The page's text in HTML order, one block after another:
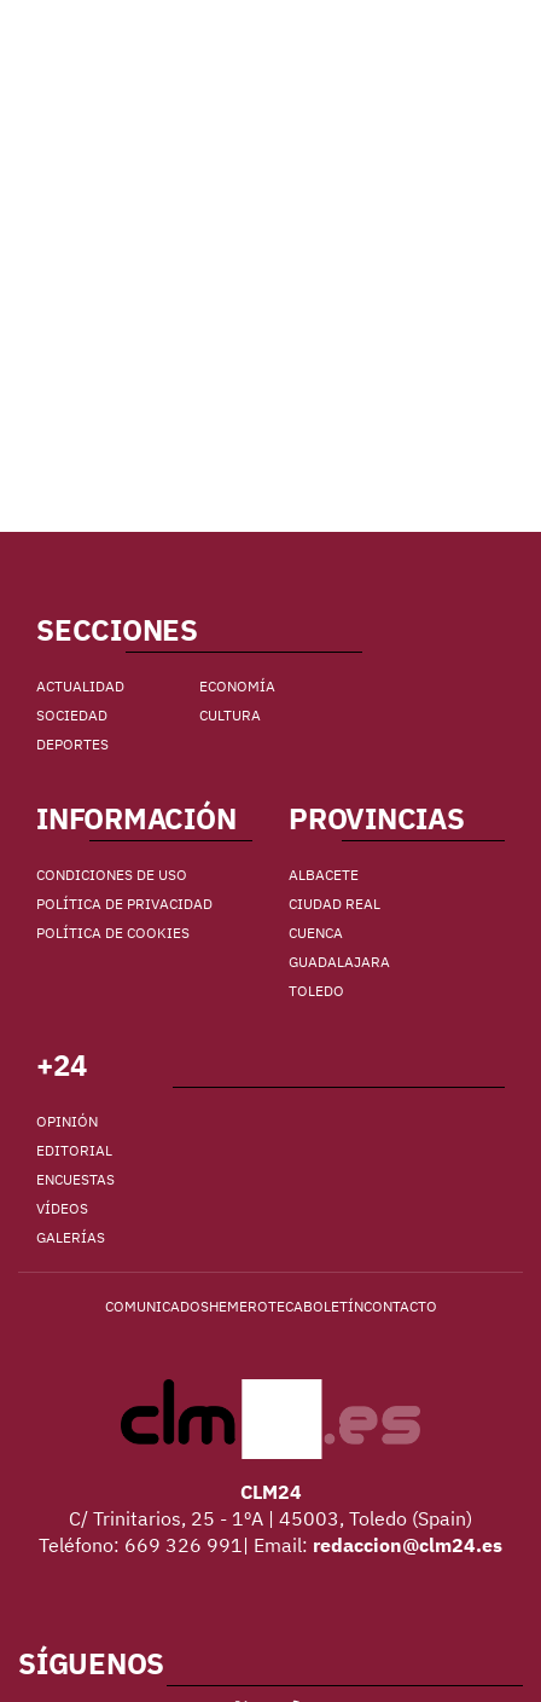
SECCIONES
ACTUALIDAD
ECONOMÍA
SOCIEDAD
CULTURA
DEPORTES
INFORMACIÓN
CONDICIONES DE USO
POLÍTICA DE PRIVACIDAD
POLÍTICA DE COOKIES
PROVINCIAS
ALBACETE
CIUDAD REAL
CUENCA
GUADALAJARA
TOLEDO
+24
OPINIÓN
EDITORIAL
ENCUESTAS
VÍDEOS
GALERÍAS
COMUNICADOSHEMEROTECABOLETÍNCONTACTO
CLM24
C/ Trinitarios, 25 - 1ºA | 45003, Toledo (Spain)
Teléfono: 669 326 991| Email: redaccion@clm24.es
SÍGUENOS